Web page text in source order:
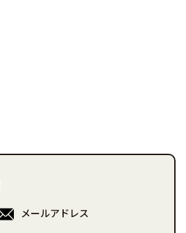
メールアドレス